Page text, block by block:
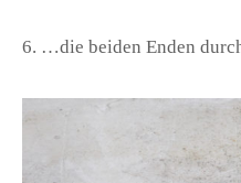
6. …die beiden Enden